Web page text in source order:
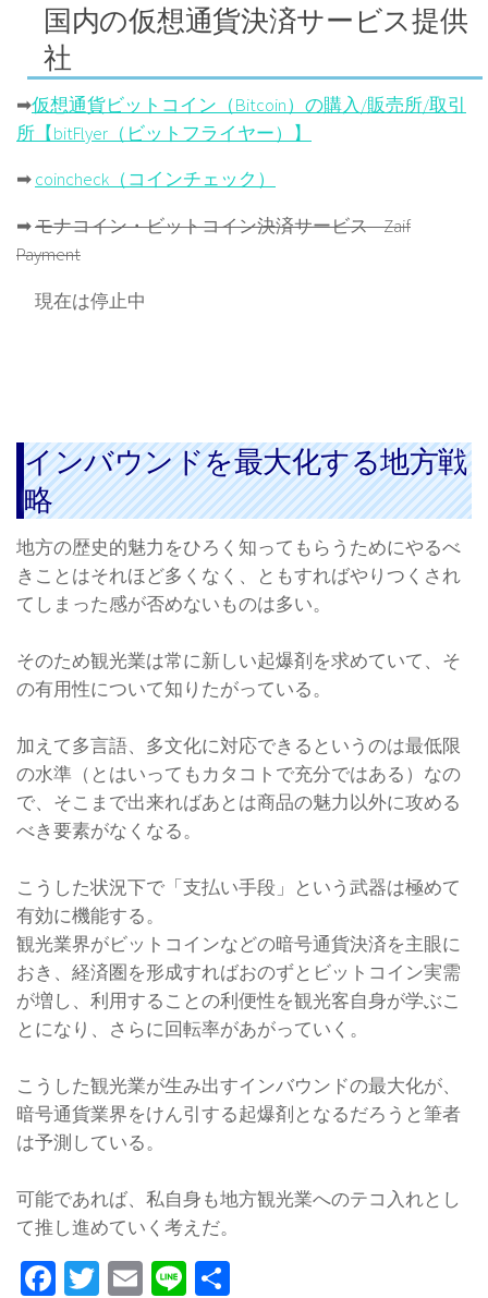
国内の仮想通貨決済サービス提供
社
➡仮想通貨ビットコイン（Bitcoin）の購入/販売所/取引
所【bitFlyer（ビットフライヤー）】
➡coincheck（コインチェック）
➡モナコイン・ビットコイン決済サービス – Zaif
Payment
現在は停止中
インバウンドを最大化する地方戦
略
地方の歴史的魅力をひろく知ってもらうためにやるべ
きことはそれほど多くなく、ともすればやりつくされ
てしまった感が否めないものは多い。
そのため観光業は常に新しい起爆剤を求めていて、そ
の有用性について知りたがっている。
加えて多言語、多文化に対応できるというのは最低限
の水準（とはいってもカタコトで充分ではある）なの
で、そこまで出来ればあとは商品の魅力以外に攻める
べき要素がなくなる。
こうした状況下で「支払い手段」という武器は極めて
有効に機能する。
観光業界がビットコインなどの暗号通貨決済を主眼に
おき、経済圏を形成すればおのずとビットコイン実需
が増し、利用することの利便性を観光客自身が学ぶこ
とになり、さらに回転率があがっていく。
こうした観光業が生み出すインバウンドの最大化が、
暗号通貨業界をけん引する起爆剤となるだろうと筆者
は予測している。
可能であれば、私自身も地方観光業へのテコ入れとし
て推し進めていく考えだ。
Facebook
Twitter
Email
Line